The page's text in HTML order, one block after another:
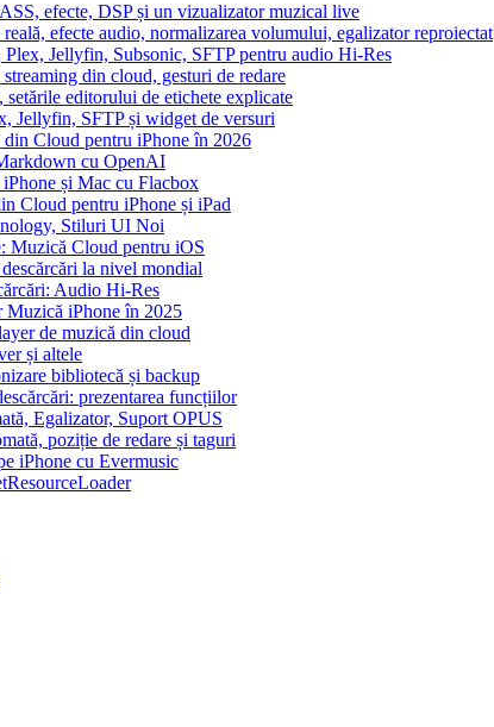
efecte, DSP și un vizualizator muzical live
efecte audio, normalizarea volumului, egalizator reproiectat
Jellyfin, Subsonic, SFTP pentru audio Hi-Res
din cloud, gesturi de redare
editorului de etichete explicate
Jellyfin, SFTP și widget de versuri
Cloud pentru iPhone în 2026
cu OpenAI
și Mac cu Flacbox
Cloud pentru iPhone și iPad
Stiluri UI Noi
Muzică Cloud pentru iOS
la nivel mondial
Audio Hi-Res
iPhone în 2025
de muzică din cloud
și altele
bibliotecă și backup
prezentarea funcțiilor
Egalizator, Suport OPUS
poziție de redare și taguri
iPhone cu Evermusic